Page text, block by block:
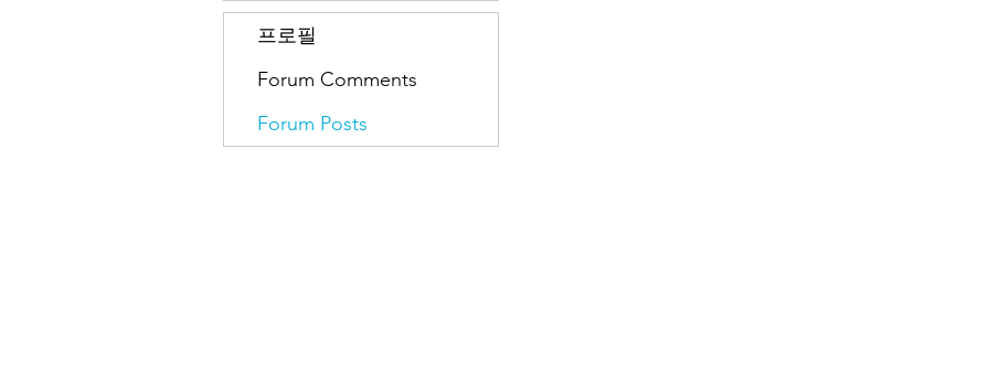
프로필
Forum Comments
Forum Posts